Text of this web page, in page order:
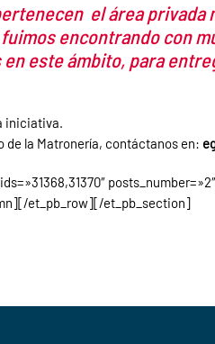
el área
encontrando con
este ámbito, para
iniciativa.
la Matronería, contáctanos en:
et_pb_row][/et_pb_section]